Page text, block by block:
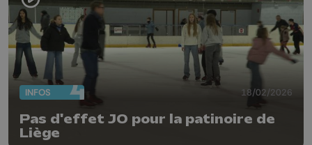
INFOS 18/02/2026
Pas d'effet JO pour la patinoire de
Liège